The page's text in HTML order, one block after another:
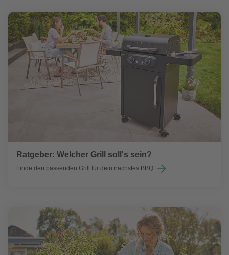
Ratgeber: Welcher Grill soll's sein?
Finde den passenden Grill für dein nächstes BBQ